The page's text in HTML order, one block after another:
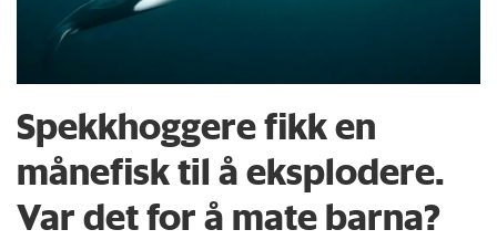
Spekkhoggere fikk en
månefisk til å eksplodere.
Var det for å mate barna?